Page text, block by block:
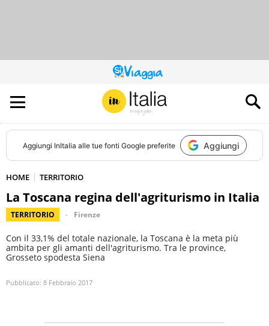
QUESTO
SITO
CONTRIBUISCE
ALL’AUDIENCE
DI
Aggiungi InItalia alle tue fonti Google preferite Aggiungi
HOME TERRITORIO
La Toscana regina dell'agriturismo in Italia
TERRITORIO Firenze
Con il 33,1% del totale nazionale, la Toscana è la meta più
ambita per gli amanti dell'agriturismo. Tra le province,
Grosseto spodesta Siena
Pubblicato: 8 Febbraio 2017